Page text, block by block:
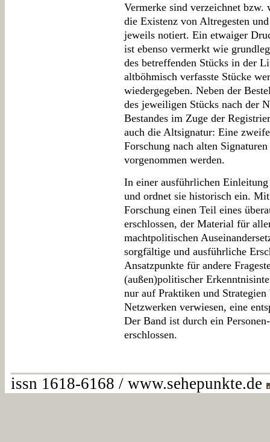
Vermerke sind verzeichnet
die Existenz von Altregesten
jeweils notiert. Ein etwaiger
ist ebenso vermerkt wie
des betreffenden Stücks in der
altböhmisch verfasste Stücke
wiedergegeben. Neben der
des jeweiligen Stücks nach der
Bestandes im Zuge der
auch die Altsignatur: Eine
Forschung nach alten
vorgenommen werden.
In einer ausführlichen
und ordnet sie historisch ein.
Forschung einen Teil eines
erschlossen, der Material für
machtpolitischen
sorgfältige und ausführliche
Ansatzpunkte für andere
(außen)politischer
nur auf Praktiken und
Netzwerken verwiesen, eine
Der Band ist durch ein
erschlossen.
issn 1618-6168 / www.sehepunkte.de